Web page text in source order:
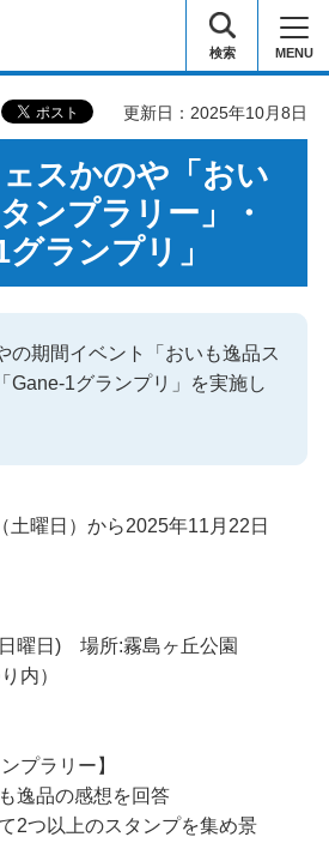
検索 MENU
更新日：2025年10月8日
スかのや「おい
ンプラリー」・
グランプリ」
の期間イベント「おいも逸品ス
Gane-1グランプリ」を実施し
土曜日）から2025年11月22日
曜日) 場所:霧島ヶ丘公園
内）
プラリー】
逸品の感想を回答
2つ以上のスタンプを集め景